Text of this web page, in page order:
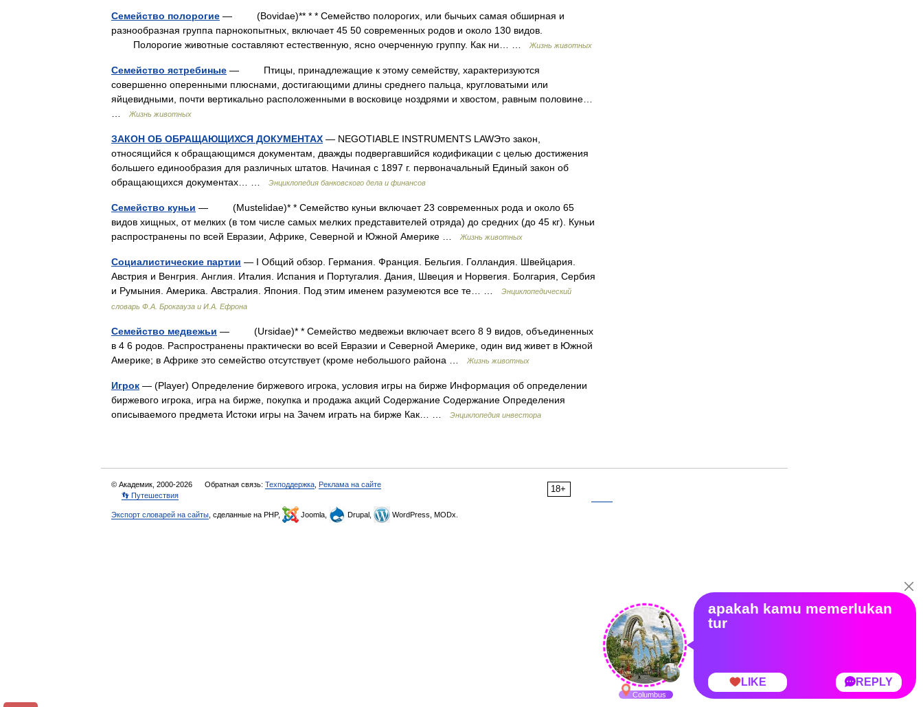
Семейство полорогие — (Bovidae)** * * Семейство полорогих, или бычьих самая обширная и
разнообразная группа парнокопытных, включает 45 50 современных родов и около 130 видов.
Полорогие животные составляют естественную, ясно очерченную группу. Как ни… …
Жизнь животных
Семейство ястребиные — Птицы, принадлежащие к этому семейству, характеризуются
совершенно оперенными плюснами, достигающими длины среднего пальца, кругловатыми или
яйцевидными, почти вертикально расположенными в восковице ноздрями и хвостом, равным половине…
Жизнь животных
ЗАКОН ОБ ОБРАЩАЮЩИХСЯ ДОКУМЕНТАХ — NEGOTIABLE INSTRUMENTS LAWЭто закон,
относящийся к обращающимся документам, дважды подвергавшийся кодификации с целью достижения
большего единообразия для различных штатов. Начиная с 1897 г. первоначальный Единый закон об
обращающихся документах… …
Энциклопедия банковского дела и финансов
Семейство куньи — (Mustelidae)* * Семейство куньи включает 23 современных рода и около 65
видов хищных, от мелких (в том числе самых мелких представителей отряда) до средних (до 45 кг). Куньи
распространены по всей Евразии, Африке, Северной и Южной Америке …
Жизнь животных
Социалистические партии — I Общий обзор. Германия. Франция. Бельгия. Голландия. Швейцария.
Австрия и Венгрия. Англия. Италия. Испания и Португалия. Дания, Швеция и Норвегия. Болгария, Сербия
и Румыния. Америка. Австралия. Япония. Под этим именем разумеются все те… …
Энциклопедический
словарь Ф.А. Брокгауза и И.А. Ефрона
Семейство медвежьи — (Ursidae)* * Семейство медвежьи включает всего 8 9 видов, объединенных
в 4 6 родов. Распространены практически во всей Евразии и Северной Америке, один вид живет в Южной
Америке; в Африке это семейство отсутствует (кроме небольшого района …
Жизнь животных
Игрок — (Player) Определение биржевого игрока, условия игры на бирже Информация об определении
биржевого игрока, игра на бирже, покупка и продажа акций Содержание Содержание Определения
описываемого предмета Истоки игры на Зачем играть на бирже Как… …
Энциклопедия инвестора
18+
© Академик, 2000-2026 Обратная связь: Техподдержка Реклама на сайте
👣 Путешествия
Экспорт словарей на сайты , сделанные на PHP, Joomla, Drupal, WordPress, MODx.